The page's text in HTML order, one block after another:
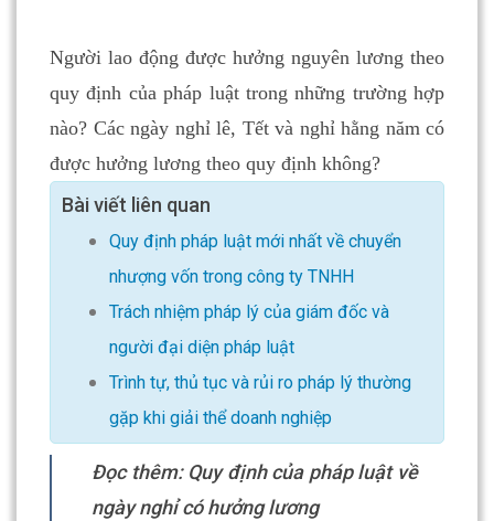
Người lao động được hưởng nguyên lương theo
quy định của pháp luật trong những trường hợp
nào? Các ngày nghỉ lê, Tết và nghỉ hằng năm có
được hưởng lương theo quy định không?
Bài viết liên quan
Quy định pháp luật mới nhất về chuyển
nhượng vốn trong công ty TNHH
Trách nhiệm pháp lý của giám đốc và
người đại diện pháp luật
Trình tự, thủ tục và rủi ro pháp lý thường
gặp khi giải thể doanh nghiệp
Đọc thêm: Quy định của pháp luật về
ngày nghỉ có hưởng lương